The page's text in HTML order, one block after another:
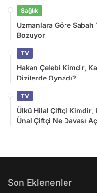
Sağlık
Uzmanlara Göre Sabah
Bozuyor
TV
Hakan Çelebi Kimdir,
Dizilerde Oynadı?
TV
Ülkü Hilal Çiftçi Kimdir,
Ünal Çiftçi Ne Davası
Son Eklenenler